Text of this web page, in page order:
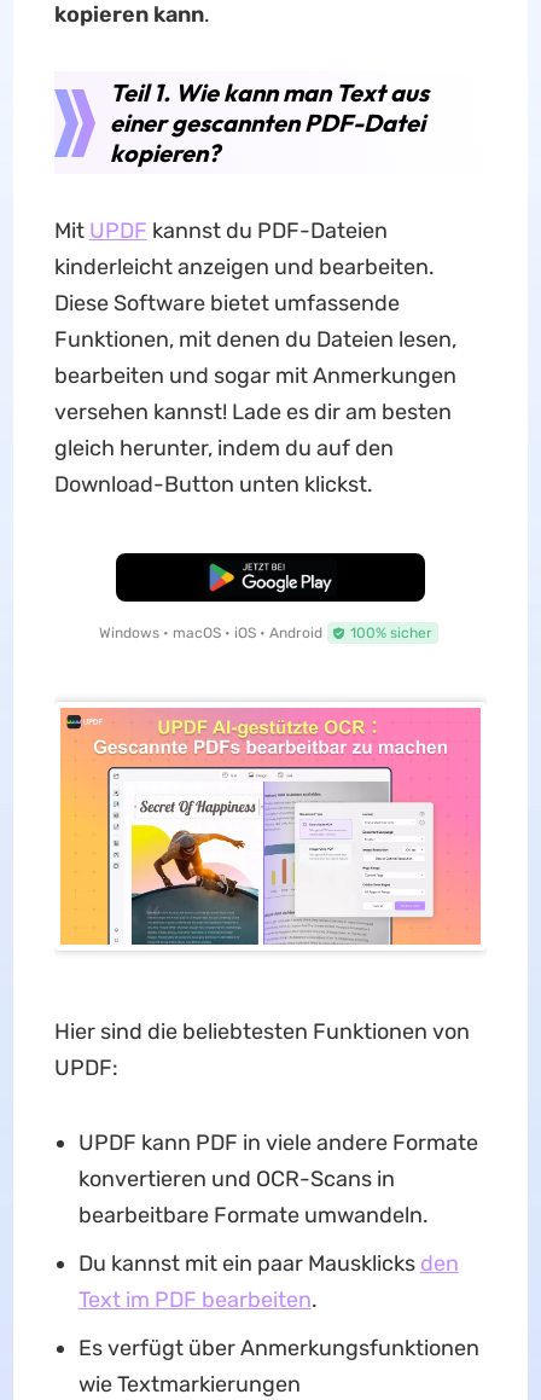
kopieren kann.
Teil 1. Wie kann man Text aus
einer gescannten PDF-Datei
kopieren?
Mit UPDF kannst du PDF-Dateien
kinderleicht anzeigen und bearbeiten.
Diese Software bietet umfassende
Funktionen, mit denen du Dateien lesen,
bearbeiten und sogar mit Anmerkungen
versehen kannst! Lade es dir am besten
gleich herunter, indem du auf den
Download-Button unten klickst.
Kostenloser Download
Windows • macOS • iOS • Android 100% sicher
Hier sind die beliebtesten Funktionen von
UPDF:
UPDF kann PDF in viele andere Formate
konvertieren und OCR-Scans in
bearbeitbare Formate umwandeln.
Du kannst mit ein paar Mausklicks den
Text im PDF bearbeiten.
Es verfügt über Anmerkungsfunktionen
wie Textmarkierungen